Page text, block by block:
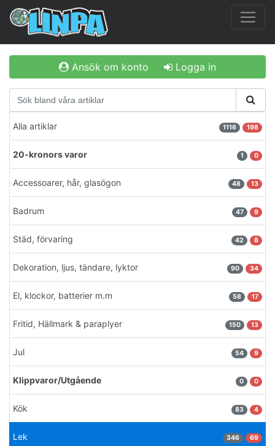
Ansök om konto Logga in
Alla artiklar 1116 198
20-kronors varor 1 0
Accessoarer, hår, glasögon 48 13
Badrum 47 9
Städ, förvaring 42 8
Dekoration, ljus, tändare, lyktor 90 34
El, klockor, batterier m.m 58 17
Fritid, Hällmark & paraplyer 150 13
Jul 54 9
Klippvaror/Utgående 0 0
Kök 83 4
Lek 346 69